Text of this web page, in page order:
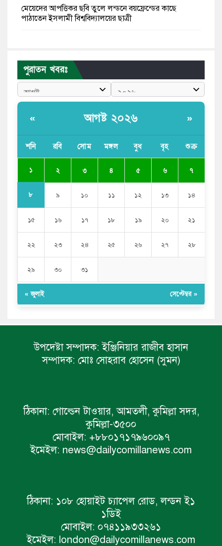
মেয়েদের আপত্তিকর ছবি তুলে লন্ডনে বয়ফ্রেন্ডের কাছে
পাঠাতেন ইসলামী বিশ্ববিদ্যালয়ের ছাত্রী
পাঁচ দেশি মাছে মিলল মাইক্রোপ্লাস্টিক, সবচেয়ে বেশি কই মাছে
বাংলাদেশী কর্মীদের আকামা নিয়ে বড় সুখবর দিলো সৌদি
সজীব ওয়াজেদ জয়
পুরাতন খবরঃ
« আগষ্ট ২০২৬ »
শনি রবি সোম মঙ্গল বুধ বৃহ শুক্র
১ ২ ৩ ৪ ৫ ৬ ৭
৮ ৯ ১০ ১১ ১২ ১৩ ১৪
১৫ ১৬ ১৭ ১৮ ১৯ ২০ ২১
২২ ২৩ ২৪ ২৫ ২৬ ২৭ ২৮
২৯ ৩০ ৩১
« জুলাই সেপ্টেম্বর »
উপদেষ্টা সম্পাদক: ইঞ্জিনিয়ার রাজীব হাসান
সম্পাদক: মোঃ সোহরাব হোসেন (সুমন)
ঠিকানা: গোল্ডেন টাওয়ার, আমতলী, কুমিল্লা সদর,
কুমিল্লা-৩৫০০
মোবাইল: +৮৮০১৭১৭৯৬০০৯৭
ইমেইল: news@dailycomillanews.com
ঠিকানা: ১০৮ হোয়াইট চ্যাপেল রোড, লন্ডন ই১
১ডিই
মোবাইল: ০৭৪১১৯৩৩২৬১
ইমেইল: london@dailycomillanews.com